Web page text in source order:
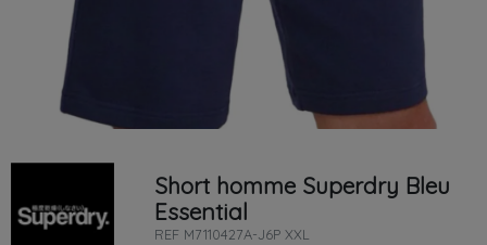
Short homme Superdry Bleu
Essential
REF M7110427A-J6P XXL